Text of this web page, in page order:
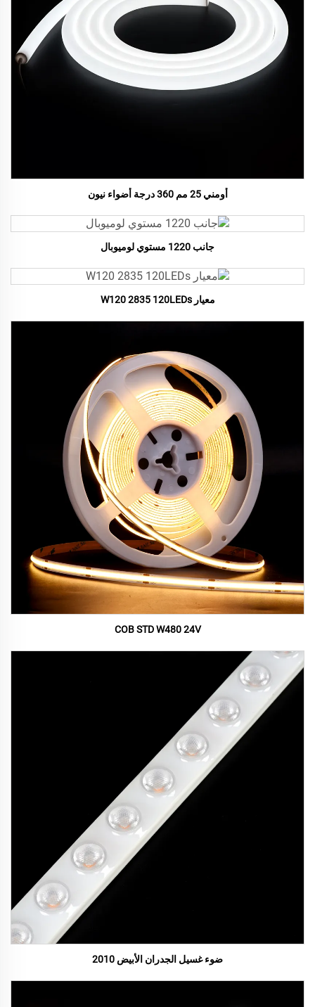
أومني 25 مم 360 درجة أضواء نيون
جانب 1220 مستوي لوميوبال
معيار W120 2835 120LEDs
COB STD W480 24V
ضوء غسيل الجدران الأبيض 2010